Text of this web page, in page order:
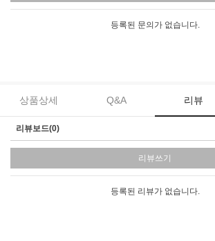
등록된 문의가 없습니다.
상품상세 Q&A 리뷰
리뷰보드(0)
리뷰쓰기
등록된 리뷰가 없습니다.